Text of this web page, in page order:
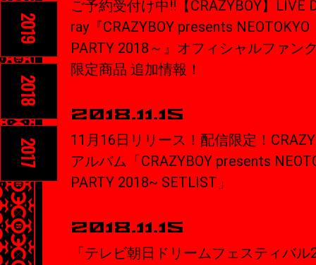
2019
2018
2017
ご予約受付け中!!【CRAZYBOY】LIVE
ray『CRAZYBOY presents
PARTY 2018～』オフィシャルファン
限定商品 追加情報！
2018.11.15
11月16日リリース！配信限定！
アルバム「CRAZYBOY presents
PARTY 2018~ SETLIST」
2018.11.15
「テレビ朝日ドリームフェスティバ